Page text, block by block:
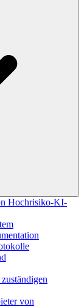
Hochrisiko-KI-
von